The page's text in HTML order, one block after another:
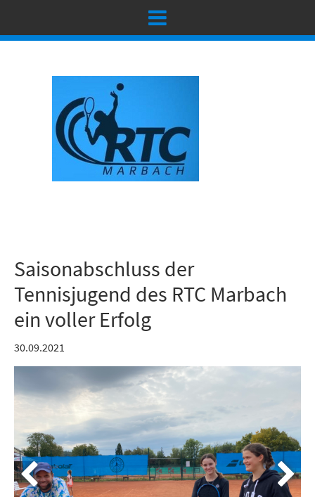
Saisonabschluss der
Tennisjugend des RTC Marbach
ein voller Erfolg
30.09.2021